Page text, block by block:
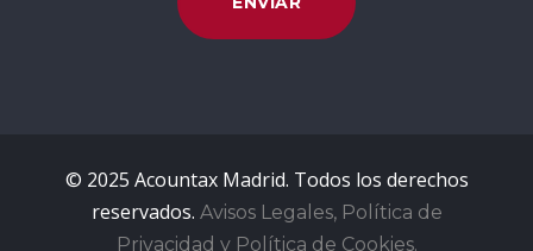
© 2025 Acountax Madrid. Todos los derechos
reservados. Avisos Legales, Política de
Privacidad y Política de Cookies.